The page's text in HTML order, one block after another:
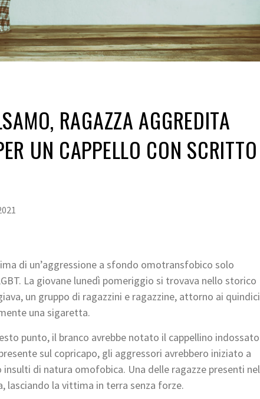
RAGAZZA AGGREDITA
UN CAPPELLO CON SCRITTO
di un’aggressione a sfondo omotransfobico solo
La giovane lunedì pomeriggio si trovava nello storico
un gruppo di ragazzini e ragazzine, attorno ai quindici
una sigaretta.
punto, il branco avrebbe notato il cappellino indossato
sul copricapo, gli aggressori avrebbero iniziato a
di natura omofobica. Una delle ragazze presenti nel
lasciando la vittima in terra senza forze.